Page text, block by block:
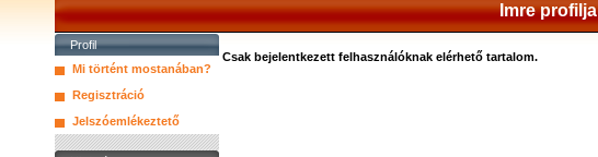
Imre profilja
Profil
Mi történt mostanában?
Regisztráció
Jelszóemlékeztető
Csak bejelentkezett felhasználóknak elérhető tartalom.